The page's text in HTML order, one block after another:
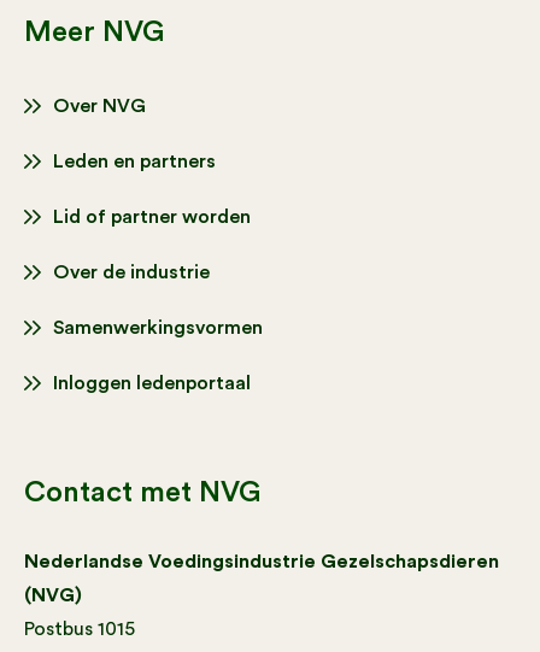
Meer NVG
Over NVG
Leden en partners
Lid of partner worden
Over de industrie
Samenwerkingsvormen
Inloggen ledenportaal
Contact met NVG
Nederlandse Voedingsindustrie Gezelschapsdieren
(NVG)
Postbus 1015